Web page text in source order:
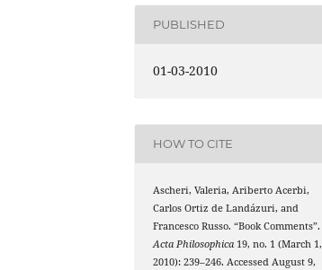
PUBLISHED
01-03-2010
HOW TO CITE
Ascheri, Valeria, Ariberto Acerbi,
Carlos Ortiz de Landázuri, and
Francesco Russo. “Book Comments”.
Acta Philosophica 19, no. 1 (March 1,
2010): 239–246. Accessed August 9,